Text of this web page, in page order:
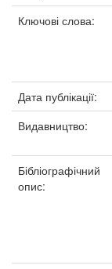
Ключові слова:
Дата публікації:
Видавництво:
Бібліографічний
опис: